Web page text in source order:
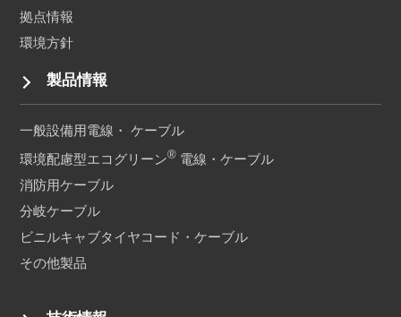
拠点情報
環境方針
製品情報
一般設備用電線・ ケーブル
環境配慮型エコグリーン® 電線・ケーブル
消防用ケーブル
分岐ケーブル
ビニルキャブタイヤコード・ケーブル
その他製品